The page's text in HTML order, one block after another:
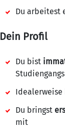
Du arbeitest
Dein Profil
Du bist
Studiengangs
Idealerweise
Du bringst
mit